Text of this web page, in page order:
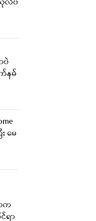
ပဲ
နမ်
မေ
က
ရာ